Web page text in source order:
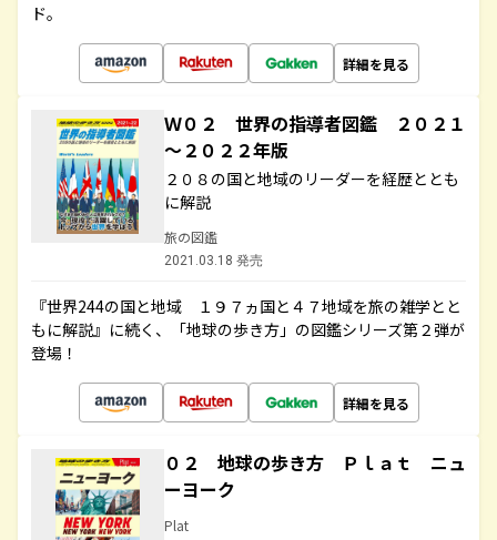
ド。
詳細を見る
Ｗ０２ 世界の指導者図鑑 ２０２１
～２０２２年版
２０８の国と地域のリーダーを経歴ととも
に解説
旅の図鑑
2021.03.18 発売
『世界244の国と地域 １９７ヵ国と４７地域を旅の雑学とと
もに解説』に続く、「地球の歩き方」の図鑑シリーズ第２弾が
登場！
詳細を見る
０２ 地球の歩き方 Ｐｌａｔ ニュ
ーヨーク
Plat